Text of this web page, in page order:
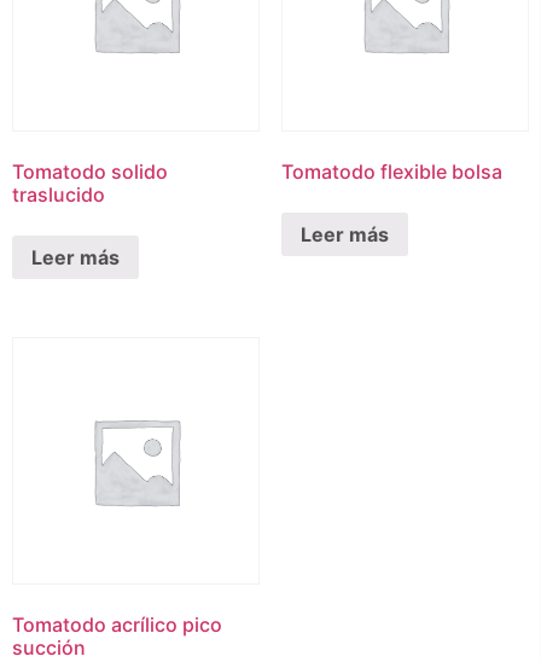
Tomatodo solido
traslucido
Leer más
Tomatodo flexible bolsa
Leer más
Tomatodo acrílico pico
succión